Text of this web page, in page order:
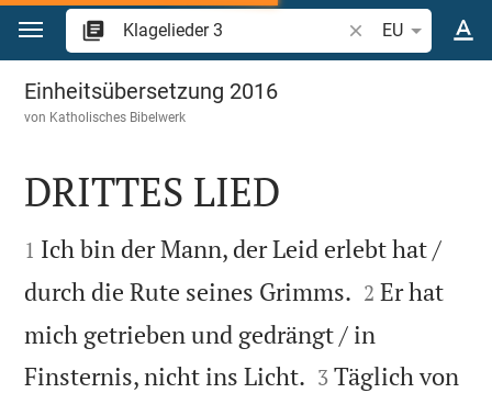
Zum Inhalt springen
Bibelstelle oder
EU
Klagelieder 3
Einheitsübersetzung 2016
von Katholisches Bibelwerk

DRITTES LIED

1 Ich bin der Mann, der Leid erlebt hat /
durch die Rute seines Grimms. 

2 Er hat
mich getrieben und gedrängt / in
Finsternis, nicht ins Licht. 

3 Täglich von